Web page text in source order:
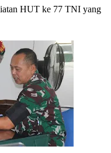
HUT ke 77 TNI yang